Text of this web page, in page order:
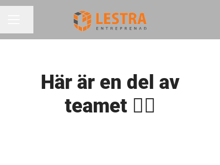
Här är en del av
teamet 👷‍♂️